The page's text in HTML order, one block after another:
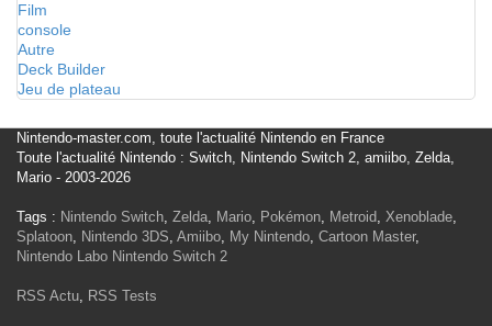
Film
console
Autre
Deck Builder
Jeu de plateau
Nintendo-master.com, toute l'actualité Nintendo en France
Toute l'actualité Nintendo : Switch, Nintendo Switch 2, amiibo, Zelda,
Mario - 2003-2026
Tags : Nintendo Switch, Zelda, Mario, Pokémon, Metroid, Xenoblade,
Splatoon, Nintendo 3DS, Amiibo, My Nintendo, Cartoon Master,
Nintendo Labo Nintendo Switch 2
RSS Actu, RSS Tests